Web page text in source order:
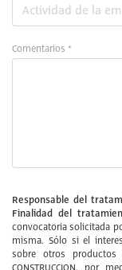
Comentarios *
Responsable del
Finalidad del
convocatoria solicitada
misma. Sólo si el
sobre otros productos